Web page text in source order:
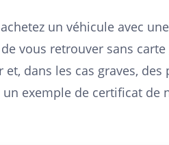
un véhicule avec
vous retrouver sans
dans les cas graves,
exemple de certificat de